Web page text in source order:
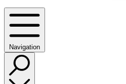
Navigation